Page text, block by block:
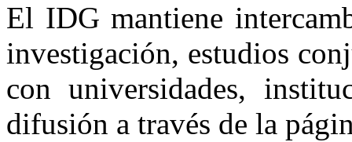
El IDG mantiene
investigación, estudios
con universidades,
difusión a través de la